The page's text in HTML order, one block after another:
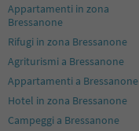
Appartamenti in zona
Bressanone
Rifugi in zona Bressanone
Agriturismi a Bressanone
Appartamenti a Bressanone
Hotel in zona Bressanone
Campeggi a Bressanone